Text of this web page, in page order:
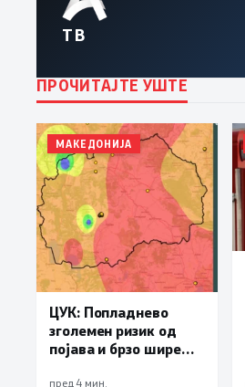
ТВ
ПРОЧИТАЈТЕ УШТЕ
МАКЕДОНИЈА
ЦУК: Попладнево
зголемен ризик од
појава и брзо ширење
пред 4 мин.